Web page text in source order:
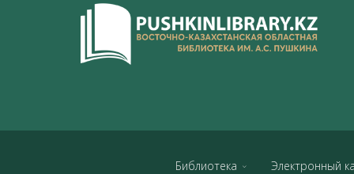
Библиотека Электронный